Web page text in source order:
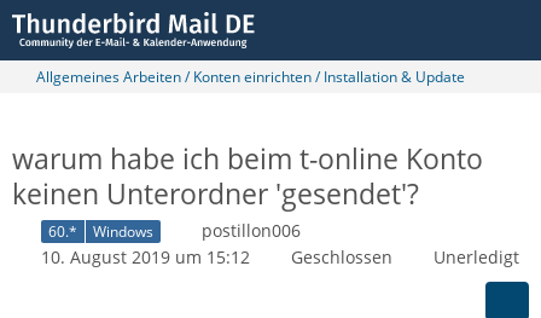
Allgemeines Arbeiten / Konten einrichten / Installation & Update
warum habe ich beim t-online Konto
keinen Unterordner 'gesendet'?
60.* Windows
postillon006
10. August 2019 um 15:12
Geschlossen Unerledigt